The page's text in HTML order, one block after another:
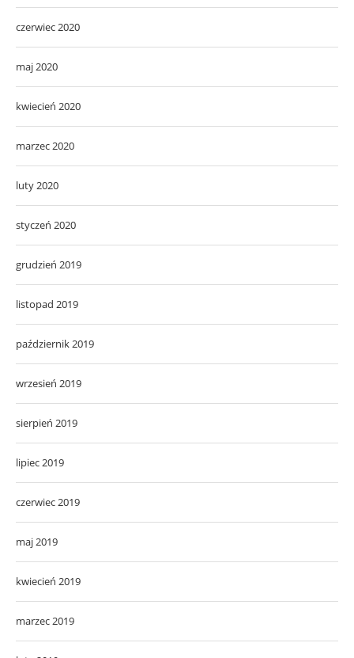
czerwiec 2020
maj 2020
kwiecień 2020
marzec 2020
luty 2020
styczeń 2020
grudzień 2019
listopad 2019
październik 2019
wrzesień 2019
sierpień 2019
lipiec 2019
czerwiec 2019
maj 2019
kwiecień 2019
marzec 2019